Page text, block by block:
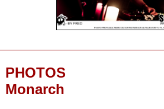
PHOTOS
Monarch